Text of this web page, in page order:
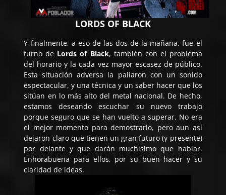
LORDS OF BLACK
Y finalmente, a eso de las dos de la mañana, fue el
turno de Lords of Black, también con el problema
del horario y la cada vez mayor escasez de público.
Esta situación adversa la paliaron con un sonido
espectacular, y una técnica y un saber hacer que los
sitúan en lo más alto del metal nacional. De hecho,
estamos deseando escuchar su nuevo trabajo
porque seguro que se han vuelto a superar. No era
el mejor momento para demostrarlo, pero aun así
dejaron claro que tienen un gran futuro (y presente)
por delante y que darán muchísimo que hablar.
Enhorabuena para ellos, por su buen hacer y su
claridad de ideas.